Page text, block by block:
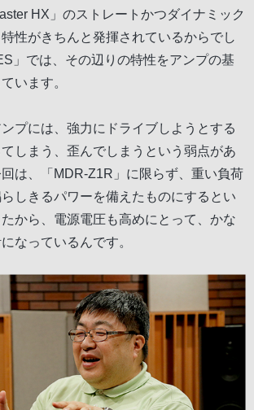
HX」のストレートかつダイナミック
性がきちんと発揮されているからでし
」では、その辺りの特性をアンプの基
います。
プには、強力にドライブしようとする
しまう、歪んでしまうという弱点があ
は、「MDR-Z1R」に限らず、重い負荷
しきるパワーを備えたものにするとい
から、電源電圧も高めにとって、かな
なっているんです。